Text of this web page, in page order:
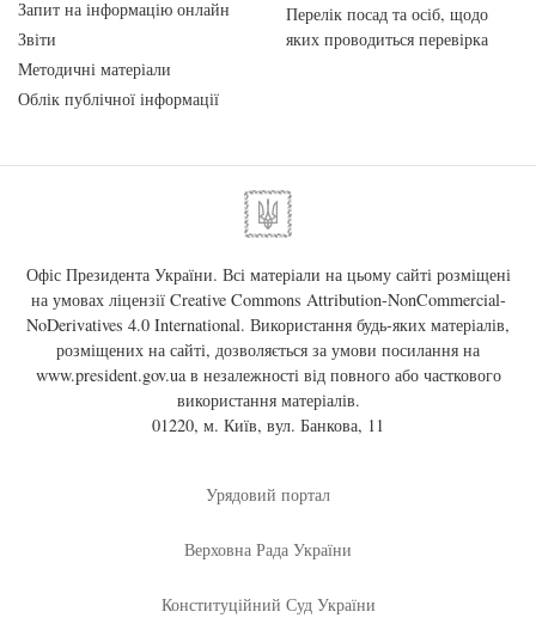
Запит на інформацію онлайн
Звіти
Методичні матеріали
Облік публічної інформації
Перелік посад та осіб, щодо
яких проводиться перевірка
Офіс Президента України. Всі матеріали на цьому сайті розміщені
на умовах ліцензії Creative Commons Attribution-NonCommercial-
NoDerivatives 4.0 International. Використання будь-яких матеріалів,
розміщених на сайті, дозволяється за умови посилання на
www.president.gov.uaв незалежності від повного або часткового
використання матеріалів.
01220, м. Київ, вул. Банкова, 11
Урядовий портал
Верховна Рада України
Конституційний Суд України